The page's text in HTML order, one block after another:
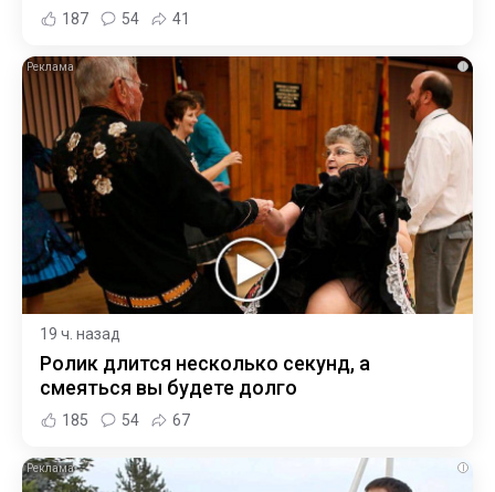
187 54 41
i
19 ч. назад
Ролик длится несколько секунд, а
смеяться вы будете долго
185 54 67
i